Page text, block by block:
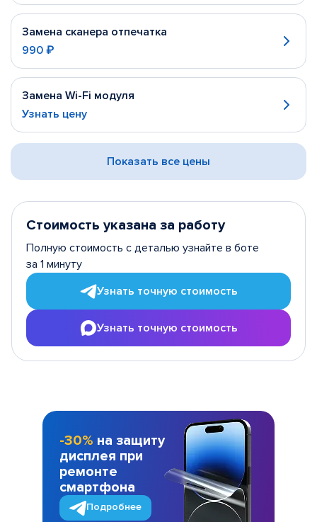
Замена сканера отпечатка
990 ₽
Замена Wi-Fi модуля
Узнать цену
Показать все цены
Стоимость указана за работу
Полную стоимость с деталью узнайте в боте
за 1 минуту
Узнать точную стоимость
Узнать точную стоимость
-30% на защиту
дисплея при
ремонте
смартфона
Подробнее